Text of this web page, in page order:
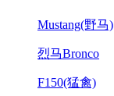
Mustang(野马)
烈马Bronco
F150(猛禽)